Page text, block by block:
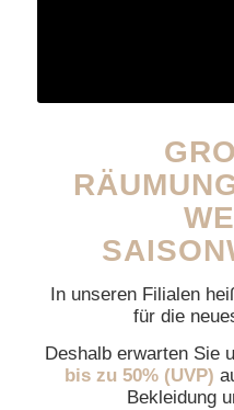
In unseren Filialen
für die
Deshalb erwarten Sie
bis zu 50% (UVP)
Bekleidung